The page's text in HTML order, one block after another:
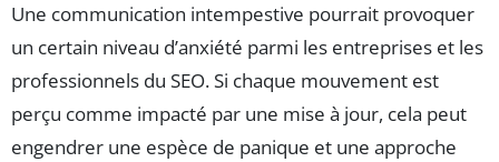
Une communication intempestive pourrait provoquer
un certain niveau d’anxiété parmi les entreprises et les
professionnels du SEO. Si chaque mouvement est
perçu comme impacté par une mise à jour, cela peut
engendrer une espèce de panique et une approche